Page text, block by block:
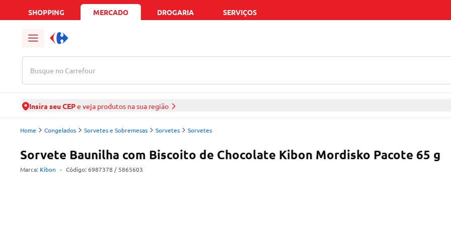
SHOPPING MERCADO DROGARIA SERVIÇOS
Busque no Carrefour
Insira seu CEPe veja produtos na sua região
Home Congelados Sorvetes e Sobremesas Sorvetes Sorvetes
Sorvete Baunilha com Biscoito de Chocolate Kibon Mordisko Pacote 65 g
Marca: Kibon - Código: 6987378 / 5865603